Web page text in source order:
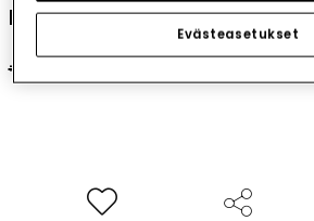
Knitted printed baby dress
€29.95
Evästeasetukset